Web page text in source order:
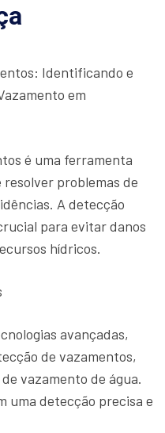
Identificando e
em
é uma ferramenta
problemas de
A detecção
para evitar danos
hídricos.
avançadas,
de vazamentos,
vazamento de água.
uma detecção precisa e